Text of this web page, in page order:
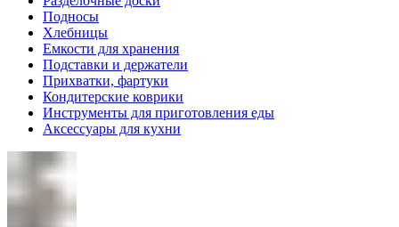
Подносы
Хлебницы
Емкости для хранения
Подставки и держатели
Прихватки, фартуки
Кондитерские коврики
Инструменты для приготовления еды
Аксессуары для кухни